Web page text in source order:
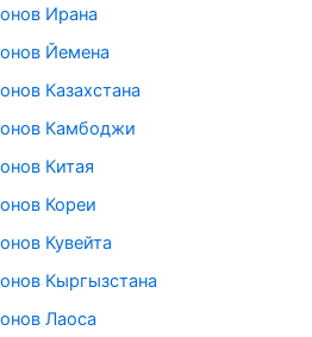
Ирана
Йемена
Казахстана
Камбоджи
Китая
Кореи
Кувейта
Кыргызстана
Лаоса